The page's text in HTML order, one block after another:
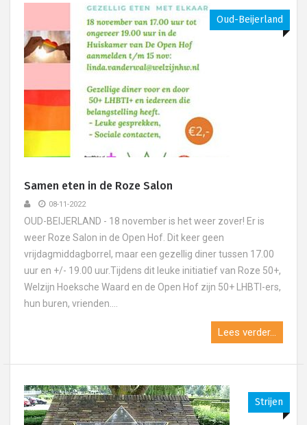
Oud-Beijerland
Samen eten in de Roze Salon
08-11-2022
OUD-BEIJERLAND - 18 november is het weer zover! Er is
weer Roze Salon in de Open Hof. Dit keer geen
vrijdagmiddagborrel, maar een gezellig diner tussen 17.00
uur en +/- 19.00 uur.Tijdens dit leuke initiatief van Roze 50+,
Welzijn Hoeksche Waard en de Open Hof zijn 50+ LHBTI-ers,
hun buren, vrienden....
Lees verder...
Strijen